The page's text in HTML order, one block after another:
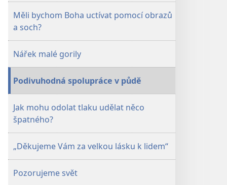
Měli bychom Boha uctívat pomocí obrazů
a soch?
Nářek malé gorily
Podivuhodná spolupráce v půdě
Jak mohu odolat tlaku udělat něco
špatného?
„Děkujeme Vám za velkou lásku k lidem“
Pozorujeme svět